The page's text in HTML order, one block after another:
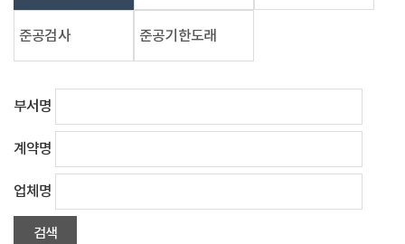
준공검사 준공기한도래
부서명
계약명
업체명